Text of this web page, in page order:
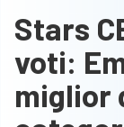
Stars
voti:
miglior